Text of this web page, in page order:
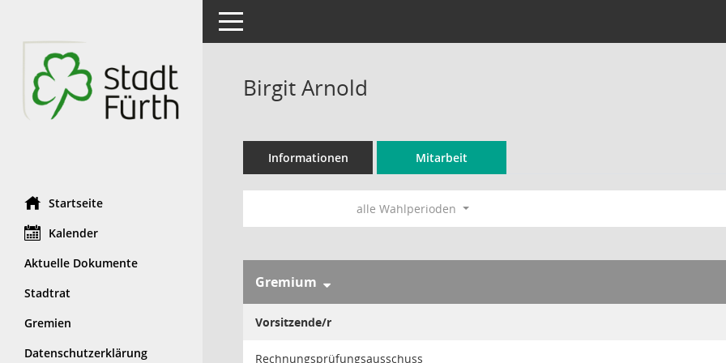
Startseite
Kalender
Aktuelle Dokumente
Stadtrat
Gremien
Datenschutzerklärung
Toggle navigation
Birgit Arnold
Informationen Mitarbeit
alle Wahlperioden
Gremium
Vorsitzende/r
Rechnungsprüfungsausschuss